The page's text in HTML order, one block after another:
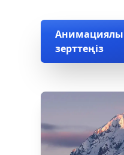
зерттеңіз